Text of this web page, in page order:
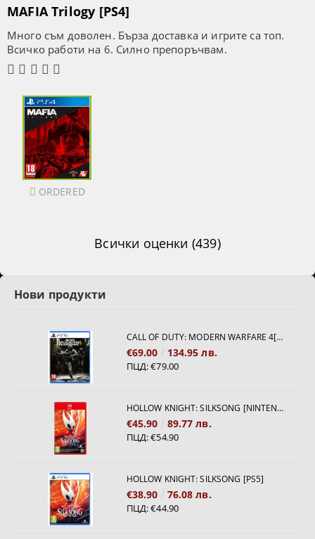
MAFIA Trilogy [PS4]
Много съм доволен. Бърза доставка и игрите са топ.
Всичко работи на 6. Силно препоръчвам.
ORDERED
Всички оценки (439)
Нови продукти
CALL OF DUTY: MODERN WARFARE 4[PS5]
€69.00 134.95 лв.
ПЦД:€79.00
HOLLOW KNIGHT: SILKSONG [NINTENDO SWITCH 2]
€45.90 89.77 лв.
ПЦД:€54.90
HOLLOW KNIGHT: SILKSONG [PS5]
€38.90 76.08 лв.
ПЦД:€44.90